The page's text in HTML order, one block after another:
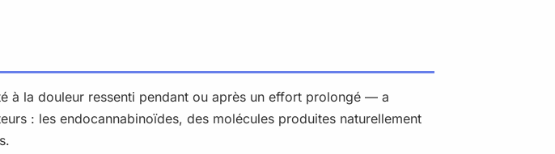
à la douleur ressenti pendant ou après un effort prolongé — a
: les endocannabinoïdes, des molécules produites naturellement